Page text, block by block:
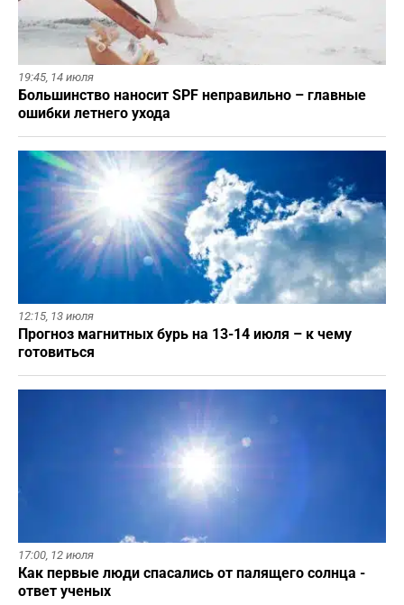
19:45, 14 июля
Большинство наносит SPF неправильно – главные
ошибки летнего ухода
12:15, 13 июля
Прогноз магнитных бурь на 13-14 июля – к чему
готовиться
17:00, 12 июля
Как первые люди спасались от палящего солнца -
ответ ученых